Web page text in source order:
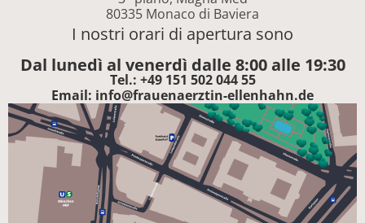
80335 Monaco di Baviera
I nostri orari di apertura sono
Dal lunedì al venerdì dalle 8:00 alle 19:30
Tel.: +49 151 502 044 55
Email: info@frauenaerztin-ellenhahn.de